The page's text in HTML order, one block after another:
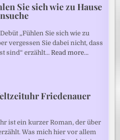
Sie sich wie zu Hause
„Fühlen Sie sich wie zu
vergessen Sie dabei nicht, dass
sind“ erzählt…Read more…
Friedenauer
ist ein kurzer Roman, der über
Was mich hier vor allem